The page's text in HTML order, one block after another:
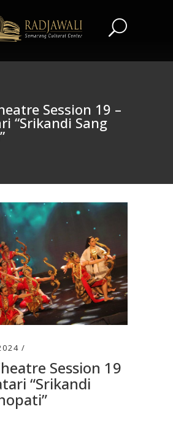
Session 19 –
“Srikandi Sang
Session 19
“Srikandi